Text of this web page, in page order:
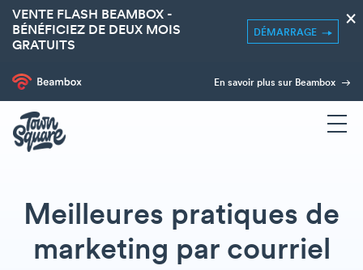
VENTE FLASH BEAMBOX -
BÉNÉFICIEZ DE DEUX MOIS
GRATUITS
DÉMARRAGE
×
En savoir plus sur Beambox
Meilleures pratiques de
marketing par courriel